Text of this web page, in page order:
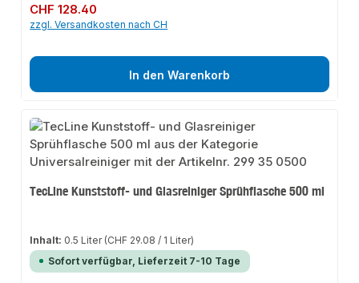
Regulärer Preis:
CHF 128.40
zzgl. Versandkosten nach CH
In den Warenkorb
TecLine Kunststoff- und Glasreiniger Sprühflasche 500 ml
Inhalt: 0.5 Liter (CHF 29.08 / 1 Liter)
Sofort verfügbar, Lieferzeit 7-10 Tage